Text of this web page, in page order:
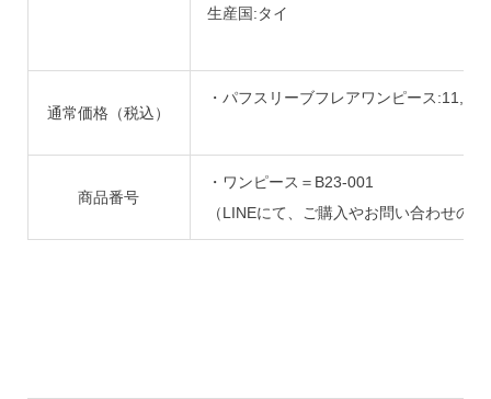
生産国:タイ
通常価格（税込）
・パフスリーブフレアワンピース
商品番号
・ワンピース＝B23-001
（LINEにて、ご購入やお問い合わせの